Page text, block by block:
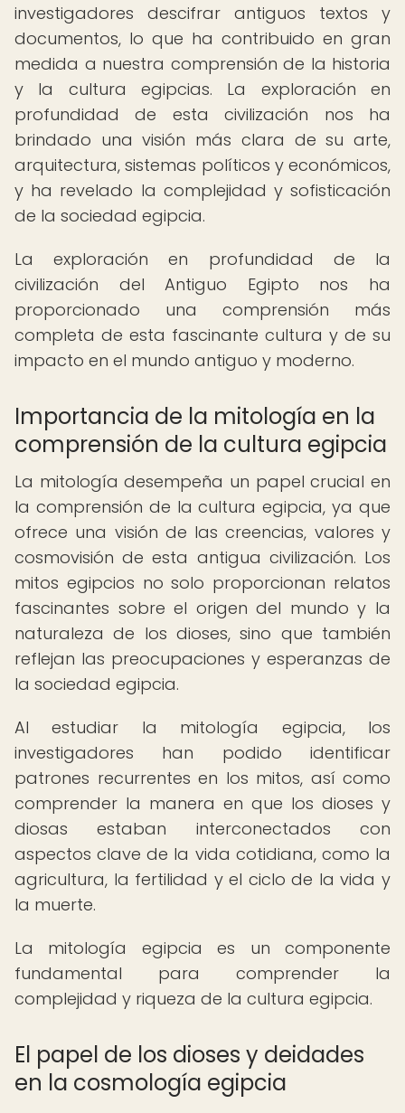
investigadores descifrar antiguos textos y
documentos, lo que ha contribuido en gran
medida a nuestra comprensión de la historia
y la cultura egipcias. La exploración en
profundidad de esta civilización nos ha
brindado una visión más clara de su arte,
arquitectura, sistemas políticos y económicos,
y ha revelado la complejidad y sofisticación
de la sociedad egipcia.
La exploración en profundidad de la
civilización del Antiguo Egipto nos ha
proporcionado una comprensión más
completa de esta fascinante cultura y de su
impacto en el mundo antiguo y moderno.
Importancia de la mitología en la
comprensión de la cultura egipcia
La mitología desempeña un papel crucial en
la comprensión de la cultura egipcia, ya que
ofrece una visión de las creencias, valores y
cosmovisión de esta antigua civilización. Los
mitos egipcios no solo proporcionan relatos
fascinantes sobre el origen del mundo y la
naturaleza de los dioses, sino que también
reflejan las preocupaciones y esperanzas de
la sociedad egipcia.
Al estudiar la mitología egipcia, los
investigadores han podido identificar
patrones recurrentes en los mitos, así como
comprender la manera en que los dioses y
diosas estaban interconectados con
aspectos clave de la vida cotidiana, como la
agricultura, la fertilidad y el ciclo de la vida y
la muerte.
La mitología egipcia es un componente
fundamental para comprender la
complejidad y riqueza de la cultura egipcia.
El papel de los dioses y deidades
en la cosmología egipcia